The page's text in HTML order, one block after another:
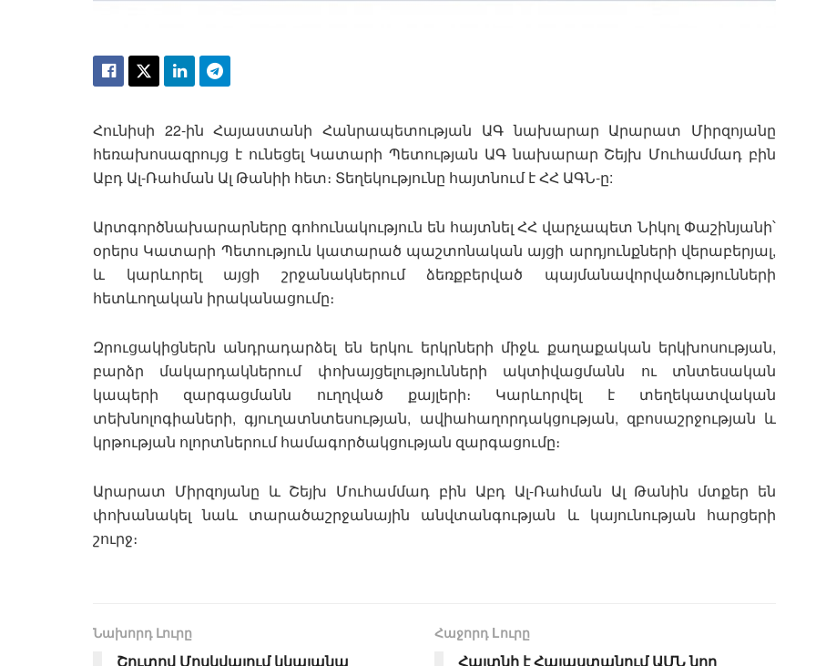
Հունիսի 22-ին Հայաստանի Հանրապետության ԱԳ նախարար Արարատ Միրզոյանը
հեռախոսազրույց է ունեցել Կատարի Պետության ԱԳ նախարար Շեյխ Մուհամմադ բին
Աբդ Ալ-Ռահման Ալ Թանիի հետ։ Տեղեկությունը հայտնում է ՀՀ ԱԳՆ-ը:
Արտգործնախարարները գոհունակություն են հայտնել ՀՀ վարչապետ Նիկոլ Փաշինյանի՝
օրերս Կատարի Պետություն կատարած պաշտոնական այցի արդյունքների վերաբերյալ,
և կարևորել այցի շրջանակներում ձեռքբերված պայմանավորվածությունների
հետևողական իրականացումը։
Զրուցակիցներն անդրադարձել են երկու երկրների միջև քաղաքական երկխոսության,
բարձր մակարդակներում փոխայցելությունների ակտիվացմանն ու տնտեսական
կապերի զարգացմանն ուղղված քայլերի։ Կարևորվել է տեղեկատվական
տեխնոլոգիաների, գյուղատնտեսության, ավիահաղորդակցության, զբոսաշրջության և
կրթության ոլորտներում համագործակցության զարգացումը։
Արարատ Միրզոյանը և Շեյխ Մուհամմադ բին Աբդ Ալ-Ռահման Ալ Թանին մտքեր են
փոխանակել նաև տարածաշրջանային անվտանգության և կայունության հարցերի
շուրջ։
Նախորդ Լուրը
Շուտով Մոսկվայում կկայանա
Հաջորդ Lուրը
Հայտնի է Հայաստանում ԱՄՆ նոր